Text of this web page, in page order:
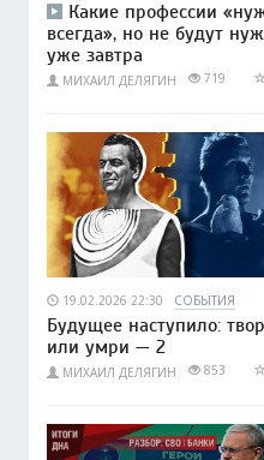
Какие профессии
всегда», но не будут
уже завтра
МИХАИЛ ДЕЛЯГИН 719
19.02.2026 22:30 СОБЫТИЯ
Будущее наступило:
или умри — 2
МИХАИЛ ДЕЛЯГИН 853